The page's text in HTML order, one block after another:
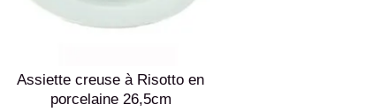
Assiette creuse à Risotto en
porcelaine 26,5cm